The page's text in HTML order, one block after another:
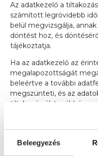
Beleegyezés
Az adatkezelő a
számított legrövidebb
belül megvizsgálja,
döntést hoz, és
tájékoztatja.
Ha az adatkezelő az
megalapozottságát
beleértve a további
megszünteti, és az
tiltakozásról, továbbá az
intézkedésekről értesíti
érvényesítése érdekében.